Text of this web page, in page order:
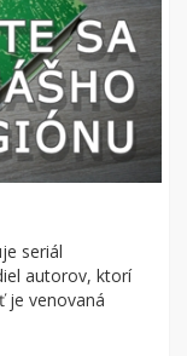
seriál
autorov, ktorí
je venovaná